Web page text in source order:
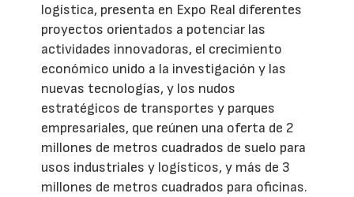
logística, presenta en Expo Real diferentes
proyectos orientados a potenciar las
actividades innovadoras, el crecimiento
económico unido a la investigación y las
nuevas tecnologías, y los nudos
estratégicos de transportes y parques
empresariales, que reúnen una oferta de 2
millones de metros cuadrados de suelo para
usos industriales y logísticos, y más de 3
millones de metros cuadrados para oficinas.